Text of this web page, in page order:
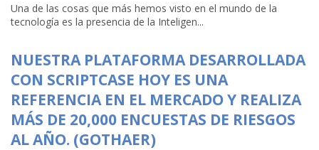
Una de las cosas que más hemos visto en el mundo de la
tecnología es la presencia de la Inteligen...
NUESTRA PLATAFORMA DESARROLLADA
CON SCRIPTCASE HOY ES UNA
REFERENCIA EN EL MERCADO Y REALIZA
MÁS DE 20,000 ENCUESTAS DE RIESGOS
AL AÑO. (GOTHAER)